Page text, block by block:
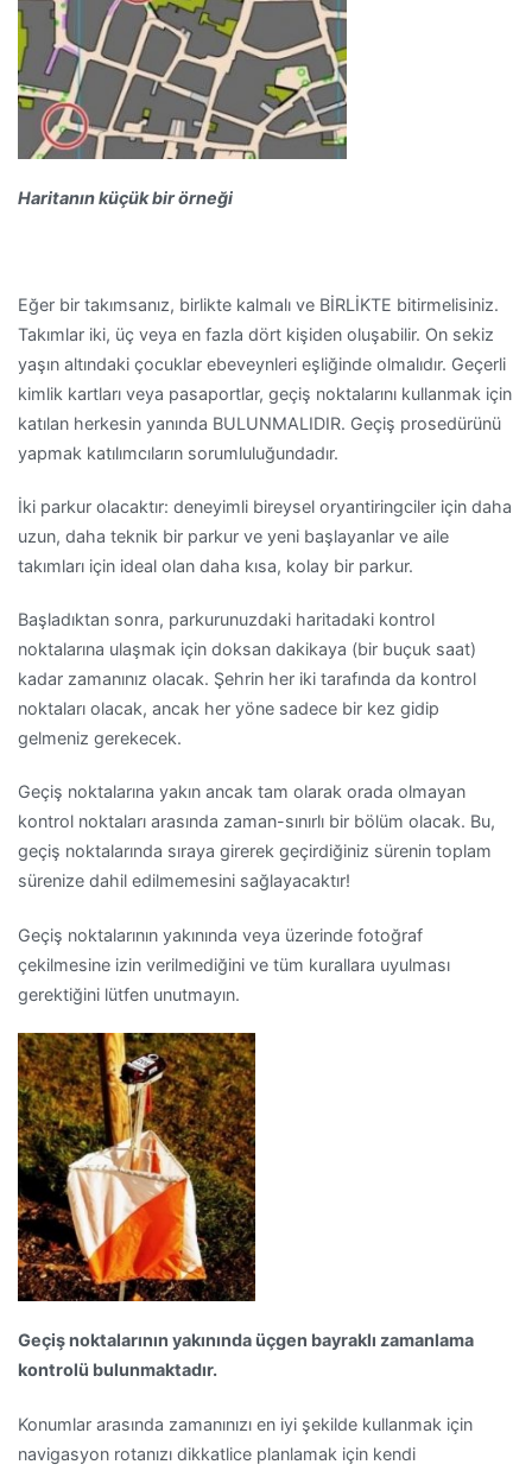
Haritanın küçük bir örneği
Eğer bir takımsanız, birlikte kalmalı ve BİRLİKTE bitirmelisiniz.
Takımlar iki, üç veya en fazla dört kişiden oluşabilir. On sekiz
yaşın altındaki çocuklar ebeveynleri eşliğinde olmalıdır. Geçerli
kimlik kartları veya pasaportlar, geçiş noktalarını kullanmak için
katılan herkesin yanında BULUNMALIDIR. Geçiş prosedürünü
yapmak katılımcıların sorumluluğundadır.
İki parkur olacaktır: deneyimli bireysel oryantiringciler için daha
uzun, daha teknik bir parkur ve yeni başlayanlar ve aile
takımları için ideal olan daha kısa, kolay bir parkur.
Başladıktan sonra, parkurunuzdaki haritadaki kontrol
noktalarına ulaşmak için doksan dakikaya (bir buçuk saat)
kadar zamanınız olacak. Şehrin her iki tarafında da kontrol
noktaları olacak, ancak her yöne sadece bir kez gidip
gelmeniz gerekecek.
Geçiş noktalarına yakın ancak tam olarak orada olmayan
kontrol noktaları arasında zaman-sınırlı bir bölüm olacak. Bu,
geçiş noktalarında sıraya girerek geçirdiğiniz sürenin toplam
sürenize dahil edilmemesini sağlayacaktır!
Geçiş noktalarının yakınında veya üzerinde fotoğraf
çekilmesine izin verilmediğini ve tüm kurallara uyulması
gerektiğini lütfen unutmayın.
Geçiş noktalarının yakınında üçgen bayraklı zamanlama
kontrolü bulunmaktadır.
Konumlar arasında zamanınızı en iyi şekilde kullanmak için
navigasyon rotanızı dikkatlice planlamak için kendi